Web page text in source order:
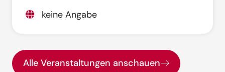
keine Angabe
Alle Veranstaltungen anschauen